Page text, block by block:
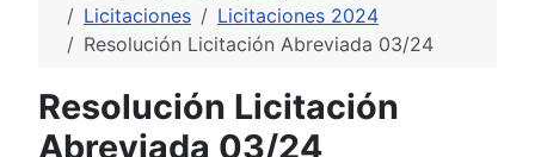
Licitaciones
Licitaciones 2024
Resolución Licitación Abreviada 03/24
Resolución Licitación
Abreviada 03/24